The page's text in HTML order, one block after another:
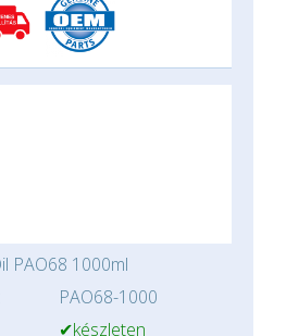
PAO68 1000ml
PAO68-1000
✔készleten